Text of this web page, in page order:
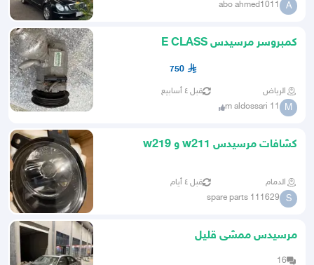
A
abo ahmed1011
كمبروسر مرسيدس E CLASS
750
الرياض قبل ٤ أسابيع
M
m aldossari 11
كشافات مرسيدس w211 و w219
الدمام قبل ٤ أيام
S
spare parts 111629
مرسيدس ممشى قليل
16